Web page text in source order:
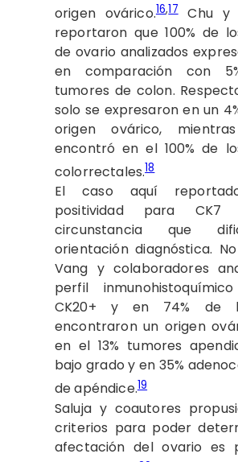
origen ovárico.16,17Chu y
reportaron que 100% de
de ovario analizados
en comparación con
tumores de colon.
solo se expresaron en un
origen ovárico,
encontró en el 100% de
colorrectales.18
El caso aquí
positividad para CK7
circunstancia que
orientación diagnóstica.
Vang y colaboradores
perfil
CK20+ y en 74% de
encontraron un origen
en el 13% tumores
bajo grado y en 35%
de apéndice.19
Saluja y coautores
criterios para poder
afectación del ovario es